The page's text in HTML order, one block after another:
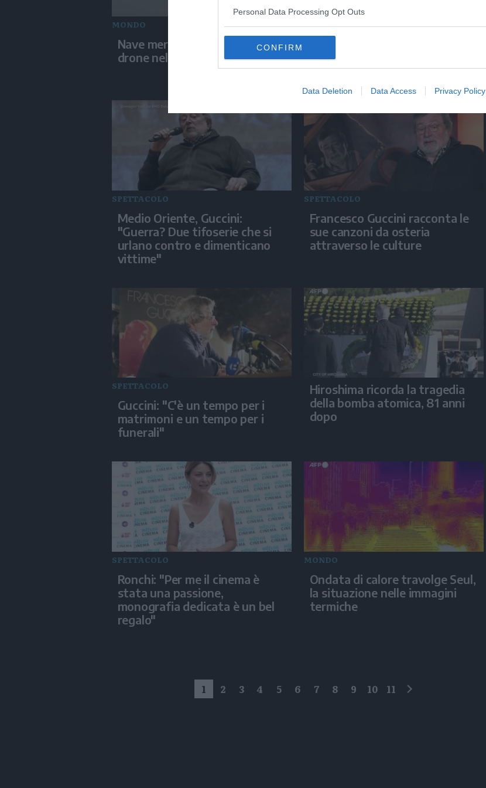
Personal Data Processing Opt Outs
CONFIRM
Data Deletion Data Access Privacy Policy
MONDO
Nave mercantile colpita da un
drone nel Mar Nero
ITALIA
giovani ad Assisi: cori e
applausi
SPETTACOLO
Medio Oriente, Guccini:
"Guerra? Due tifoserie che si
urlano contro e dimenticano
vittime"
SPETTACOLO
Francesco Guccini racconta le
sue canzoni da osteria
attraverso le culture
SPETTACOLO
Guccini: "C'è un tempo per i
matrimoni e un tempo per i
funerali"
Hiroshima ricorda la tragedia
della bomba atomica, 81 anni
dopo
SPETTACOLO
Ronchi: "Per me il cinema è
stata una passione,
monografia dedicata è un bel
regalo"
MONDO
Ondata di calore travolge Seul,
la situazione nelle immagini
termiche
1 2 3 4 5 6 7 8 9 10 11